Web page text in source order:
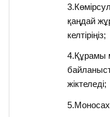
қаңдай
келтіріңіз;
4.Құрамы
жіктеледі;